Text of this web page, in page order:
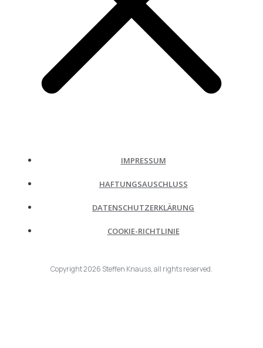
IMPRESSUM
HAFTUNGSAUSCHLUSS
DATENSCHUTZERKLÄRUNG
COOKIE-RICHTLINIE
Copyright2026 Steffen Knauss, all rights reserved.